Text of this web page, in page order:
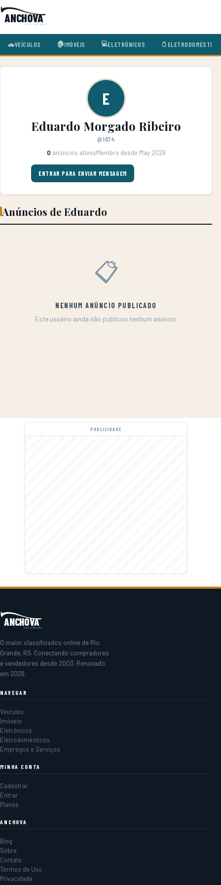
ANCHOVA
classificados
🚗VEÍCULOS 🏠IMÓVEIS 💻ELETRÔNICOS 🫙
E
Eduardo Morgado Ribeiro
@1074
0 anúncios ativosMembro desde May 2026
ENTRAR PARA ENVIAR MENSAGEM
Anúncios de Eduardo
📋
NENHUM ANÚNCIO PUBLICADO
Este usuário ainda não publicou nenhum anúncio.
PUBLICIDADE
ANCHOVA
classificados
O maior classificados online de Rio
Grande, RS. Conectando compradores
e vendedores desde 2003. Renovado
em 2026.
NAVEGAR
Veículos
Imóveis
Eletrônicos
Eletrodomésticos
Empregos e Serviços
MINHA CONTA
Cadastrar
Entrar
Planos
ANCHOVA
Blog
Sobre
Contato
Termos de Uso
Privacidade